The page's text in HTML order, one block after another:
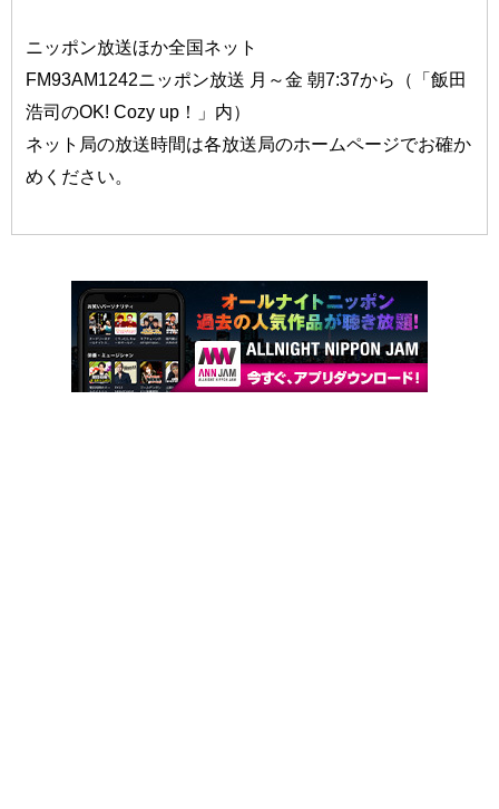
ニッポン放送ほか全国ネット
FM93AM1242ニッポン放送 月～金 朝7:37から（「飯田
浩司のOK! Cozy up！」内）
ネット局の放送時間は各放送局のホームページでお確か
めください。